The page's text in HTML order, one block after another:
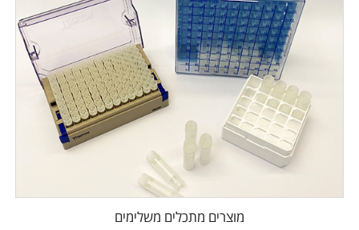
מוצרים מתכלים משלימים